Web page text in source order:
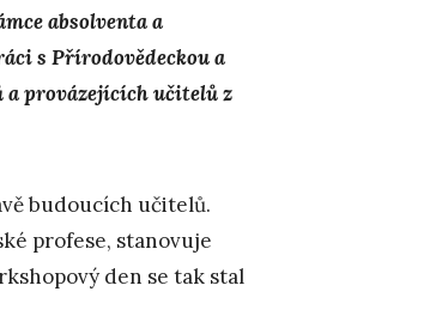
absolventa a
s Přírodovědeckou a
a provázejících učitelů z
budoucích učitelů.
profese, stanovuje
den se tak stal